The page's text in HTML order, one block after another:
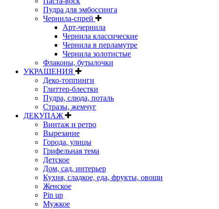
Пудра для эмбоссинга
Чернила-спрей
Арт-чернила
Чернила классические
Чернила в перламутре
Чернила золотистые
Флаконы, бутылочки
УКРАШЕНИЯ
Деко-топпинги
Глиттер-блестки
Пудра, слюда, поталь
Стразы, жемчуг
ДЕКУПАЖ
Винтаж и ретро
Вырезание
Города, улицы
Грифельная тема
Детское
Дом, сад, интерьер
Кухня, сладкое, еда, фрукты, овощи
Женское
Pin up
Мужкое